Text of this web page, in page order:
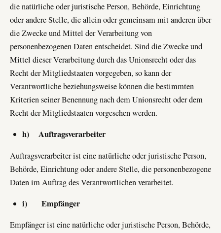
die natürliche oder juristische Person, Behörde, Einrichtung
oder andere Stelle, die allein oder gemeinsam mit anderen über
die Zwecke und Mittel der Verarbeitung von
personenbezogenen Daten entscheidet. Sind die Zwecke und
Mittel dieser Verarbeitung durch das Unionsrecht oder das
Recht der Mitgliedstaaten vorgegeben, so kann der
Verantwortliche beziehungsweise können die bestimmten
Kriterien seiner Benennung nach dem Unionsrecht oder dem
Recht der Mitgliedstaaten vorgesehen werden.
h) Auftragsverarbeiter
Auftragsverarbeiter ist eine natürliche oder juristische Person,
Behörde, Einrichtung oder andere Stelle, die personenbezogene
Daten im Auftrag des Verantwortlichen verarbeitet.
i) Empfänger
Empfänger ist eine natürliche oder juristische Person, Behörde,